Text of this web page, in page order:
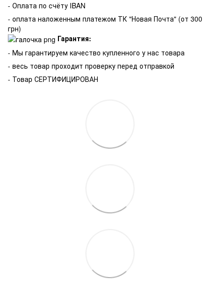
- Оплата по счёту IBAN
- оплата наложенным платежом ТК "Новая Почта" (от 300
грн)
Гарантия:
- Мы гарантируем качество купленного у нас товара
- весь товар проходит проверку перед отправкой
- Товар СЕРТИФИЦИРОВАН